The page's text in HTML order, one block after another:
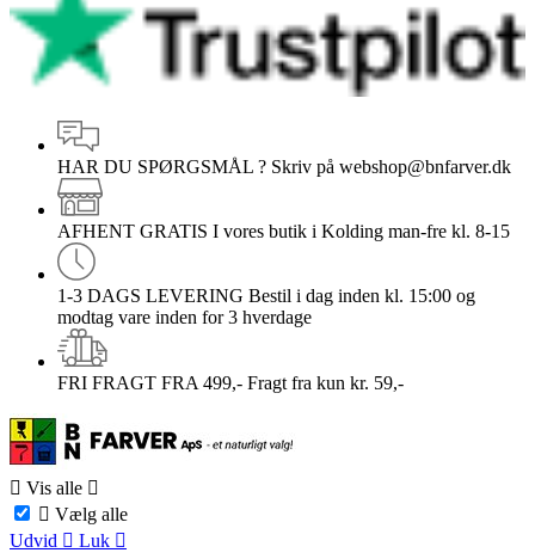
HAR DU SPØRGSMÅL ? Skriv på webshop@bnfarver.dk
AFHENT GRATIS I vores butik i Kolding man-fre kl. 8-15
1-3 DAGS LEVERING Bestil i dag inden kl. 15:00 og
modtag vare inden for 3 hverdage
FRI FRAGT FRA 499,- Fragt fra kun kr. 59,-
 Vis alle 
 Vælg alle
Udvid  Luk 